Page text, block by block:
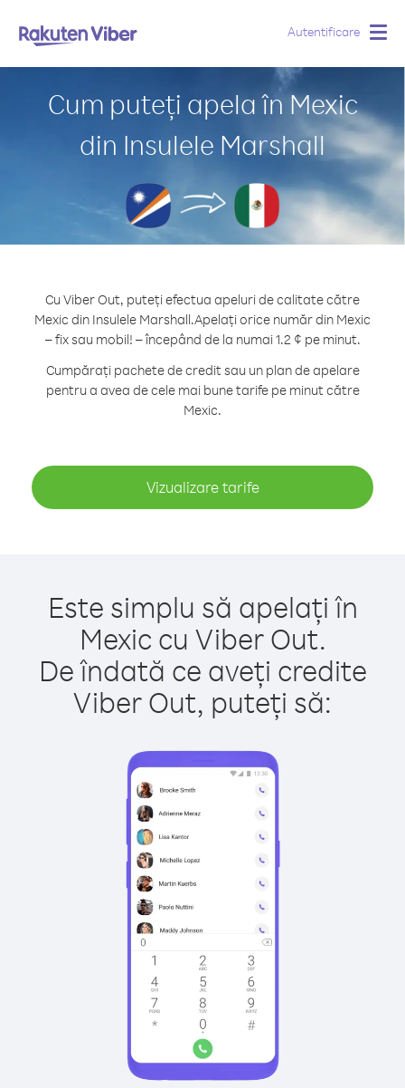
Autentificare
Cum puteți apela în Mexic
din Insulele Marshall
Cu Viber Out, puteți efectua apeluri de calitate către
Mexic din Insulele Marshall.Apelați orice număr din Mexic
– fix sau mobil! – începând de la numai 1.2 ¢ pe minut.
Cumpărați pachete de credit sau un plan de apelare
pentru a avea de cele mai bune tarife pe minut către
Mexic.
Vizualizare tarife
Este simplu să apelați în
Mexic cu Viber Out.
De îndată ce aveți credite
Viber Out, puteți să: